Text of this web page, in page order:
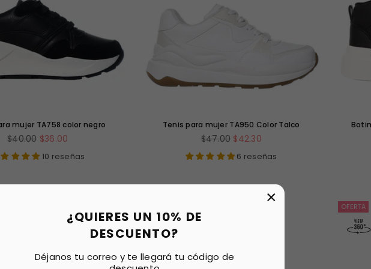
¿QUIERES UN 10% DE
DESCUENTO?
Déjanos tu correo y te llegará tu código de
×
mujer TA758 color negro
Precio
$40.00 $36.00
10 reseñas
Tenis para mujer TA950 Color Talco
Precio
$47.00 $42.30
6 reseñas
AGOTADO
OFERTA